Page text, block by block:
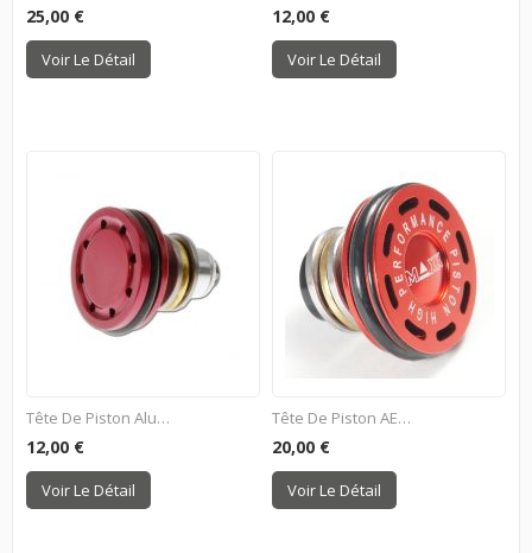
25,00 €
Voir Le Détail
12,00 €
Voir Le Détail
Tête De Piston Aluminium...
12,00 €
Voir Le Détail
Tête De Piston AEG Sur...
20,00 €
Voir Le Détail